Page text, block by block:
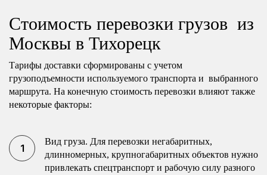
Стоимость перевозки грузов из
Москвы в Тихорецк
Тарифы доставки сформированы с учетом
грузоподъемности используемого транспорта и выбранного
маршрута. На конечную стоимость перевозки влияют также
некоторые факторы:
Вид груза. Для перевозки негабаритных,
длинномерных, крупногабаритных объектов нужно
привлекать спецтранспорт и рабочую силу разного